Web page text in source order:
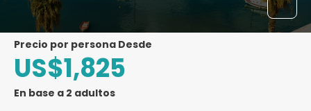
precio por persona Desde
US$1,825
En base a 2 adultos